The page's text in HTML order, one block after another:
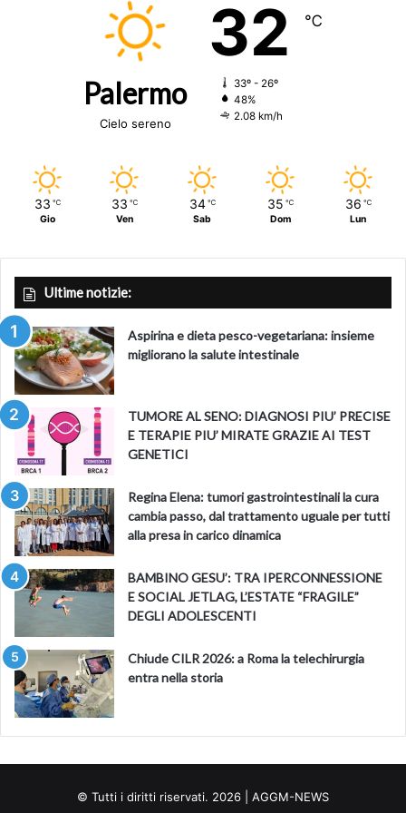
Palermo
Cielo sereno
32 ℃
33º - 26º
48%
2.08 km/h
33 ℃
Gio
33 ℃
Ven
34 ℃
Sab
35 ℃
Dom
36 ℃
Lun
Ultime notizie:
Aspirina e dieta pesco-vegetariana: insieme
migliorano la salute intestinale
TUMORE AL SENO: DIAGNOSI PIU’ PRECISE
E TERAPIE PIU’ MIRATE GRAZIE AI TEST
GENETICI
Regina Elena: tumori gastrointestinali la cura
cambia passo, dal trattamento uguale per tutti
alla presa in carico dinamica
BAMBINO GESU’: TRA IPERCONNESSIONE
E SOCIAL JETLAG, L’ESTATE “FRAGILE”
DEGLI ADOLESCENTI
Chiude CILR 2026: a Roma la telechirurgia
entra nella storia
© Tutti i diritti riservati. 2026 | AGGM-NEWS